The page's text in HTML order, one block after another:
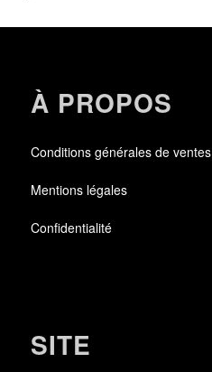
À PROPOS
Conditions générales de ventes
Mentions légales
Confidentialité
SITE